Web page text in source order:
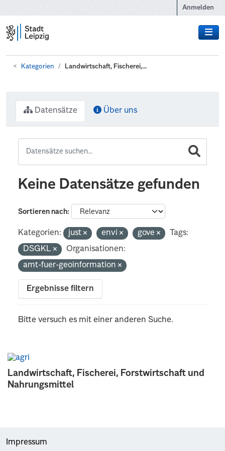
Anmelden
Kategorien Landwirtschaft, Fischerei,...
Landwirtschaft, Fischerei, Forstwirtschaft und
Nahrungsmittel
Datensätze Über uns
Keine Datensätze gefunden
Sortieren nach
Kategorien: just envi gove
Tags:
DSGKL
Organisationen:
amt-fuer-geoinformation
Ergebnisse filtern
Bitte versuch es mit einer anderen Suche.
Impressum